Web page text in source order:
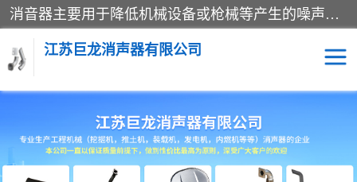
消音器主要用于降低机械设备或枪械等产生的噪声。它通过阻尼或增加排气面积来降低排气速度和功率，从而降低噪声。常见的消音器类型包括阻性消声器、抗性消声器、共振消声器以及阻抗复合式消声器等。这些消音器各有特点，适用于不同频率的噪声消除。
江苏巨龙消声器有限公司
消声器